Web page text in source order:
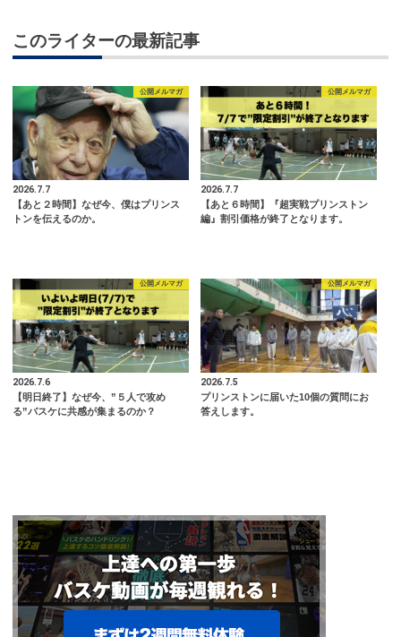
このライターの最新記事
公開メルマガ
2026.7.7
【あと２時間】なぜ今、僕はプリンス
トンを伝えるのか。
公開メルマガ
2026.7.7
【あと６時間】『超実戦プリンストン
編』割引価格が終了となります。
公開メルマガ
2026.7.6
【明日終了】なぜ今、”５人で攻め
る”バスケに共感が集まるのか？
公開メルマガ
2026.7.5
プリンストンに届いた10個の質問にお
答えします。